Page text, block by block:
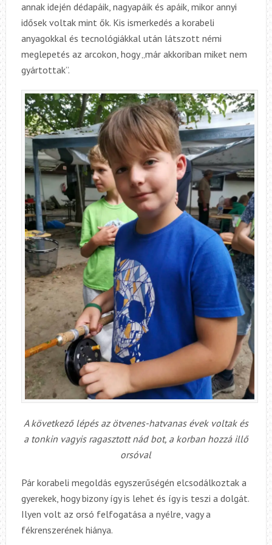
annak idején dédapáik, nagyapáik és apáik, mikor annyi
idősek voltak mint ők. Kis ismerkedés a korabeli
anyagokkal és tecnológiákkal után látszott némi
meglepetés az arcokon, hogy „már akkoriban miket nem
gyártottak”.
A következő lépés az ötvenes-hatvanas évek voltak és
a tonkin vagyis ragasztott nád bot, a korban hozzá illő
orsóval
Pár korabeli megoldás egyszerűségén elcsodálkoztak a
gyerekek, hogy bizony így is lehet és így is teszi a dolgát.
Ilyen volt az orsó felfogatása a nyélre, vagy a
fékrenszerének hiánya.